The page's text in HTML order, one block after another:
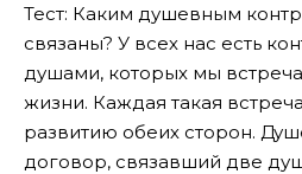
Тест: Каким душевным
связаны? У всех нас есть
душами, которых мы
жизни. Каждая такая
развитию обеих сторон.
договор, связавший две